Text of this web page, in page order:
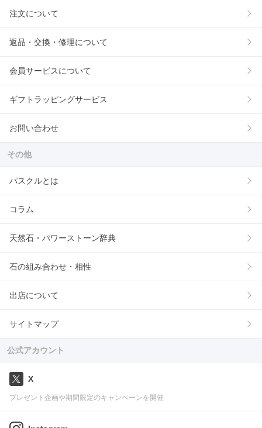
注文について
返品・交換・修理について
会員サービスについて
ギフトラッピングサービス
お問い合わせ
その他
パスクルとは
コラム
天然石・パワーストーン辞典
石の組み合わせ・相性
出店について
サイトマップ
公式アカウント
X
プレゼント企画や期間限定のキャンペーンを開催